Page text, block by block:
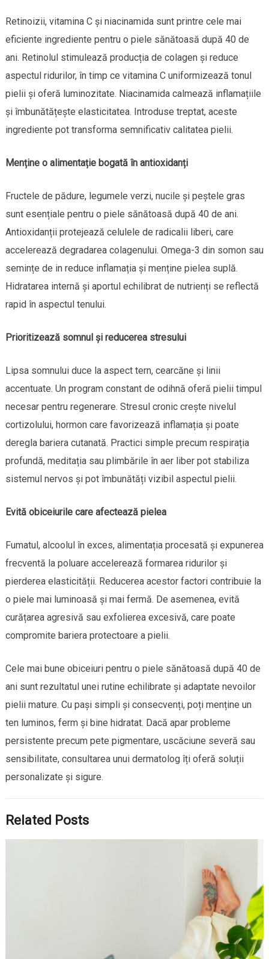
Retinoizii, vitamina C și niacinamida sunt printre cele mai
eficiente ingrediente pentru o piele sănătoasă după 40 de
ani. Retinolul stimulează producția de colagen și reduce
aspectul ridurilor, în timp ce vitamina C uniformizează tonul
pielii și oferă luminozitate. Niacinamida calmează inflamațiile
și îmbunătățește elasticitatea. Introduse treptat, aceste
ingrediente pot transforma semnificativ calitatea pielii.
Menține o alimentație bogată în antioxidanți
Fructele de pădure, legumele verzi, nucile și peștele gras
sunt esențiale pentru o piele sănătoasă după 40 de ani.
Antioxidanții protejează celulele de radicalii liberi, care
accelerează degradarea colagenului. Omega-3 din somon sau
semințe de in reduce inflamația și menține pielea suplă.
Hidratarea internă și aportul echilibrat de nutrienți se reflectă
rapid în aspectul tenului.
Prioritizează somnul și reducerea stresului
Lipsa somnului duce la aspect tern, cearcăne și linii
accentuate. Un program constant de odihnă oferă pielii timpul
necesar pentru regenerare. Stresul cronic crește nivelul
cortizolului, hormon care favorizează inflamația și poate
deregla bariera cutanată. Practici simple precum respirația
profundă, meditația sau plimbările în aer liber pot stabiliza
sistemul nervos și pot îmbunătăți vizibil aspectul pielii.
Evită obiceiurile care afectează pielea
Fumatul, alcoolul în exces, alimentația procesată și expunerea
frecventă la poluare accelerează formarea ridurilor și
pierderea elasticității. Reducerea acestor factori contribuie la
o piele mai luminoasă și mai fermă. De asemenea, evită
curățarea agresivă sau exfolierea excesivă, care poate
compromite bariera protectoare a pielii.
Cele mai bune obiceiuri pentru o piele sănătoasă după 40 de
ani sunt rezultatul unei rutine echilibrate și adaptate nevoilor
pielii mature. Cu pași simpli și consecvenți, poți menține un
ten luminos, ferm și bine hidratat. Dacă apar probleme
persistente precum pete pigmentare, uscăciune severă sau
sensibilitate, consultarea unui dermatolog îți oferă soluții
personalizate și sigure.
Related Posts